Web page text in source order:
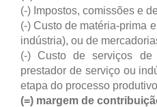
(-) Impostos, comissões e
(-) Custo de matéria-prima
indústria), ou de
(-) Custo de serviços de
prestador de serviço ou
etapa do processo
(=) margem de